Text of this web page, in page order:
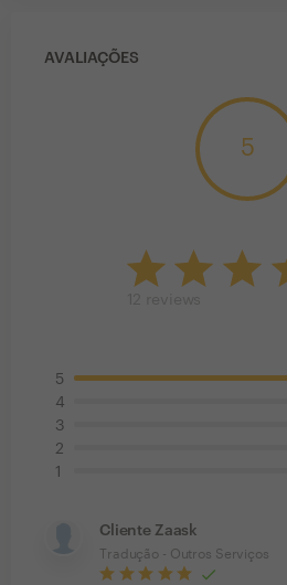
AVALIAÇÕES
5
5
4
3
2
1
Cliente Zaask
Tradução - Outros Serviços